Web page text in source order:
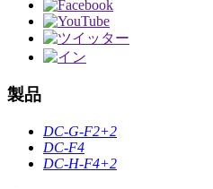
製品
DC-G-F2+2
DC-F4
DC-H-F4+2